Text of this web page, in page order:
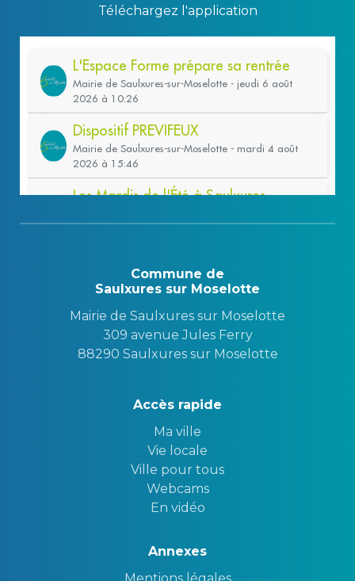
Téléchargez l'application
Commune de
Saulxures sur Moselotte
Mairie de Saulxures sur Moselotte
309 avenue Jules Ferry
88290 Saulxures sur Moselotte
Accès rapide
Ma ville
Vie locale
Ville pour tous
Webcams
En vidéo
Annexes